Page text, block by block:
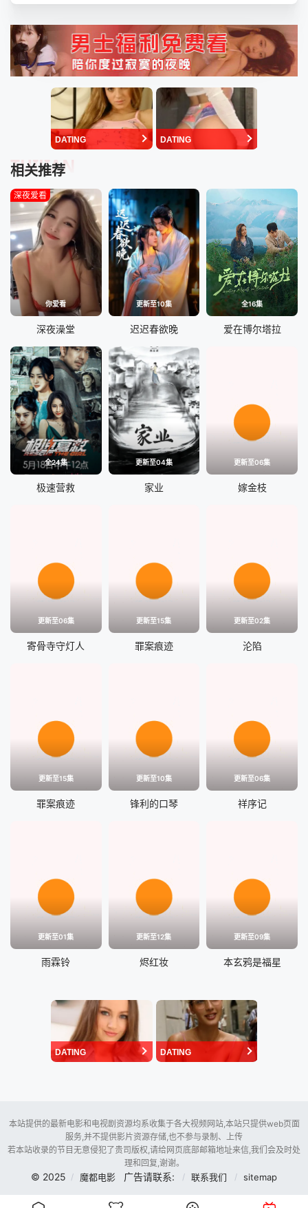
DATING DATING
相关推荐
TUIJIAN
你爱看
深夜爱看
深夜澡堂
更新至10集
迟迟春欲晚
全16集
爱在博尔塔拉
全24集
极速营救
更新至04集
家业
更新至06集
嫁金枝
更新至06集
寄骨寺守灯人
更新至15集
罪案痕迹
更新至02集
沦陷
更新至15集
罪案痕迹
更新至10集
锋利的口琴
更新至06集
祥序记
更新至01集
雨霖铃
更新至12集
烬红妆
更新至09集
本玄鸦是福星
DATING DATING
本站提供的最新电影和电视剧资源均系收集于各大视频网站,本站只提供web页面
服务,并不提供影片资源存储,也不参与录制、上传
若本站收录的节目无意侵犯了贵司版权,请给网页底部邮箱地址来信,我们会及时处
理和回复,谢谢。
© 2025 魔都电影 广告请联系: 联系我们 sitemap